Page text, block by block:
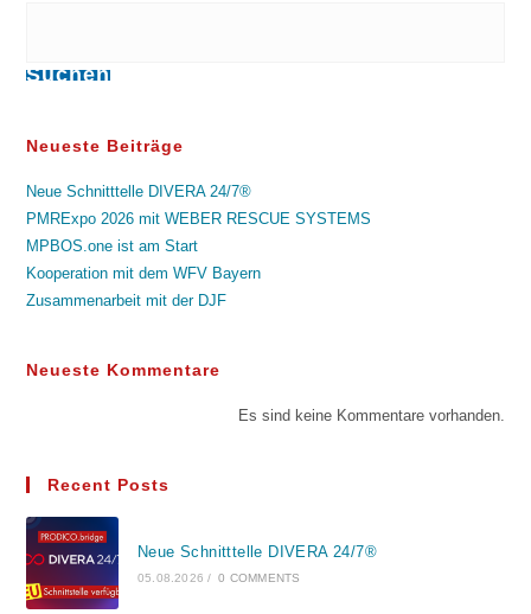
Suchen
Neueste Beiträge
Neue Schnitttelle DIVERA 24/7®
PMRExpo 2026 mit WEBER RESCUE SYSTEMS
MPBOS.one ist am Start
Kooperation mit dem WFV Bayern
Zusammenarbeit mit der DJF
Neueste Kommentare
Es sind keine Kommentare vorhanden.
Recent Posts
Neue Schnitttelle DIVERA 24/7®
05.08.2026 / 0 COMMENTS